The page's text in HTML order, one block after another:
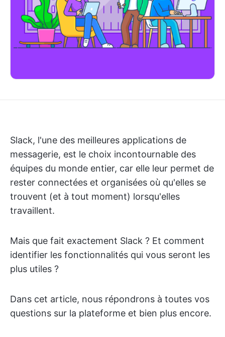
Slack, l'une des meilleures applications de
messagerie, est le choix incontournable des
équipes du monde entier, car elle leur permet de
rester connectées et organisées où qu'elles se
trouvent (et à tout moment) lorsqu'elles
travaillent.
Mais que fait exactement Slack ? Et comment
identifier les fonctionnalités qui vous seront les
plus utiles ?
Dans cet article, nous répondrons à toutes vos
questions sur la plateforme et bien plus encore.